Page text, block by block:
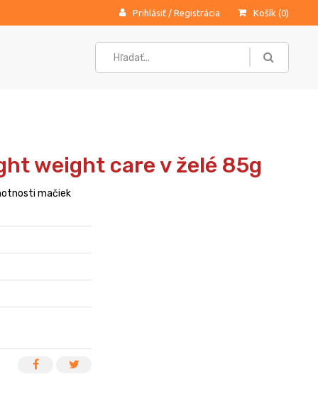
Prihlásiť / Registrácia Košík (0)
weight care v želé 85g
mačiek